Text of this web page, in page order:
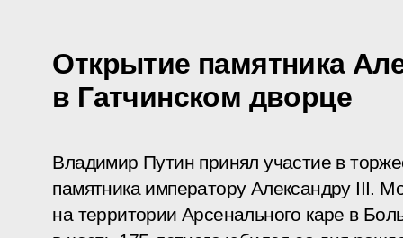
Открытие памятника
в Гатчинском дворце
Владимир Путин принял участие в
памятника императору Александру III.
на территории Арсенального каре в